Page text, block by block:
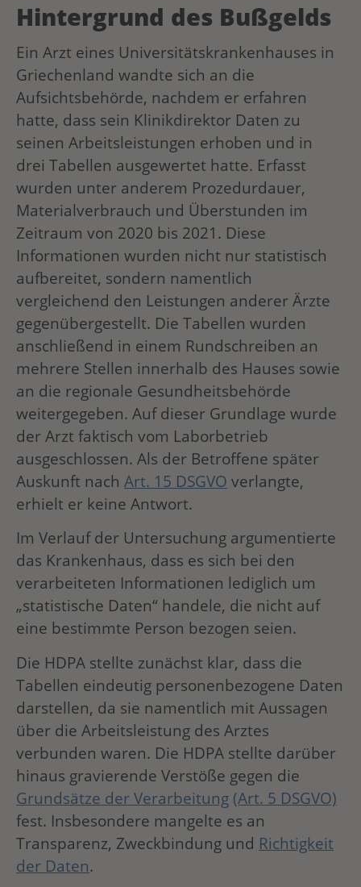
Hintergrund des Bußgelds
Ein Arzt eines Universitätskrankenhauses in
Griechenland wandte sich an die
Aufsichtsbehörde, nachdem er erfahren
hatte, dass sein Klinikdirektor Daten zu
seinen Arbeitsleistungen erhoben und in
drei Tabellen ausgewertet hatte. Erfasst
wurden unter anderem Prozedurdauer,
Materialverbrauch und Überstunden im
Zeitraum von 2020 bis 2021. Diese
Informationen wurden nicht nur statistisch
aufbereitet, sondern namentlich
vergleichend den Leistungen anderer Ärzte
gegenübergestellt. Die Tabellen wurden
anschließend in einem Rundschreiben an
mehrere Stellen innerhalb des Hauses sowie
an die regionale Gesundheitsbehörde
weitergegeben. Auf dieser Grundlage wurde
der Arzt faktisch vom Laborbetrieb
ausgeschlossen. Als der Betroffene später
Auskunft nach Art. 15 DSGVO verlangte,
erhielt er keine Antwort.
Im Verlauf der Untersuchung argumentierte
das Krankenhaus, dass es sich bei den
verarbeiteten Informationen lediglich um
„statistische Daten“ handele, die nicht auf
eine bestimmte Person bezogen seien.
Die HDPA stellte zunächst klar, dass die
Tabellen eindeutig personenbezogene Daten
darstellen, da sie namentlich mit Aussagen
über die Arbeitsleistung des Arztes
verbunden waren. Die HDPA stellte darüber
hinaus gravierende Verstöße gegen die
Grundsätze der Verarbeitung (Art. 5 DSGVO)
fest. Insbesondere mangelte es an
Transparenz, Zweckbindung und Richtigkeit
der Daten.